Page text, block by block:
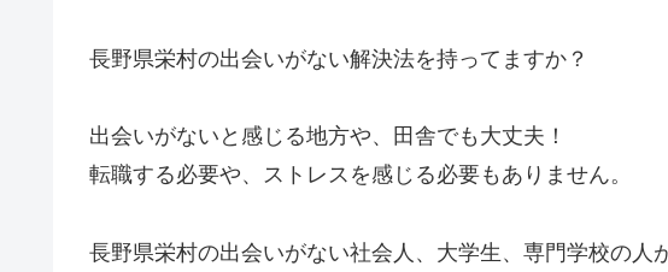
長野県栄村の出会いがない解決法を持ってますか？
出会いがないと感じる地方や、田舎でも大丈夫！
転職する必要や、ストレスを感じる必要もありません。
長野県栄村の出会いがない社会人、大学生、専門学校の人